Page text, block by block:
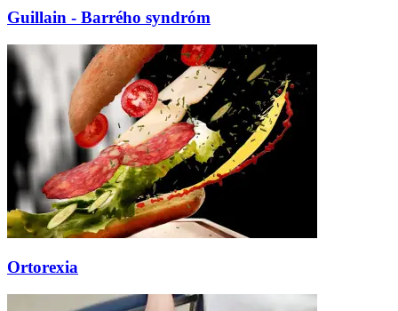
Guillain - Barrého syndróm
Ortorexia